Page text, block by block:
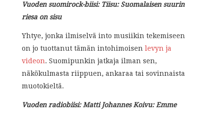
Vuoden suomirock-biisi: Tiisu: Suomalaisen suurin
riesa on sisu
Yhtye, jonka ilmiselvä into musiikin tekemiseen
on jo tuottanut tämän intohimoisen levyn ja
videon. Suomipunkin jatkaja ilman sen,
näkökulmasta riippuen, ankaraa tai sovinnaista
muotokieltä.
Vuoden radiobiisi: Matti Johannes Koivu: Emme